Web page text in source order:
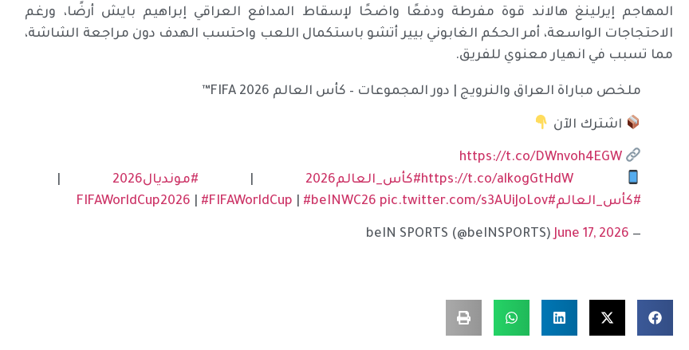
المهاجم إيرلينغ هالاند قوة مفرطة ودفعًا واضحًا لإسقاط المدافع العراقي إبراهيم بايش أرضًا، ورغم
الاحتجاجات الواسعة، أمر الحكم الغابوني بيير أتشو باستكمال اللعب واحتسب الهدف دون مراجعة الشاشة،
مما تسبب في انهيار معنوي للفريق.
ملخص مباراة العراق والنرويج | دور المجموعات – كأس العالم FIFA 2026™
اشترك الآن
https://t.co/DWnvoh4EGW
https://t.co/alkogGtHdW#كأس_العالم2026 #مونديال2026
#كأس_العالم#FIFAWorldCup2026
#FIFAWorldCup #beINWC26 pic.twitter.com/s3AUiJoLov
— beIN SPORTS (@beINSPORTS)
June 17, 2026